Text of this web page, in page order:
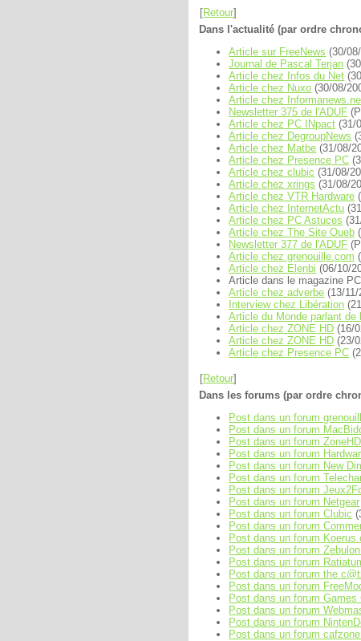
[Retour]
Dans l'actualité (par ordre
Article sur FreeNews (30/
Journal de Pascal Terjan
Article chez Infos du Net
Article chez Nuxo (30/08/
Article chez
Newsletter 375 de l'ADUF
Article chez PC INpact (31/
Article chez DegroupNews
Article chez Matbe (31/08/
Article chez Presence PC
Article chez clubic (31/08/
Article chez xrings (31/08/
Article chez VTR Hardware
Article chez InternetActu
Article chez PC Astuces
Article chez The Site Oueb
Newsletter 377 de l'ADUF
Article chez grenouille.com
Article chez Elenbi (06/10/
Article dans le magazine
Article chez adverbe (13/
Interview chez Libération
Article du Monde parlant de
Article chez ZONE HD (16/
Article chez ZONE HD (23/
Article chez Presence PC
[Retour]
Dans les forums (par ordre
Post dans un forum
Post dans un forum
Post dans un forum
Post dans un forum
Post dans un forum New
Post dans un forum
Post dans un forum
Post dans un forum Netgear
Post dans un forum Clubic
Post dans un forum
Post dans un forum
Post dans un forum
Post dans un forum
Post dans un forum the
Post dans un forum
Post dans un forum Games
Post dans un forum
Post dans un forum
Post dans un forum